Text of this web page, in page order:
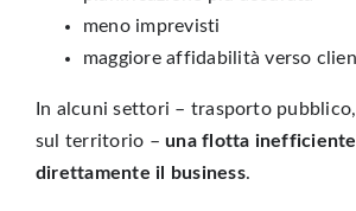
meno imprevisti
maggiore affidabilità verso
In alcuni settori – trasporto
sul territorio –una flotta
direttamente il business.